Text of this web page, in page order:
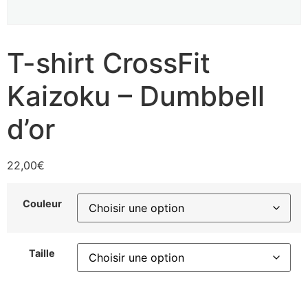
T-shirt CrossFit
Kaizoku – Dumbbell
d’or
22,00€
Couleur
Taille